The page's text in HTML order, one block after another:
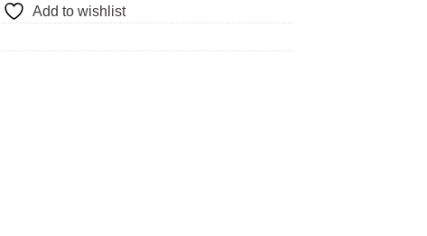
Add to wishlist